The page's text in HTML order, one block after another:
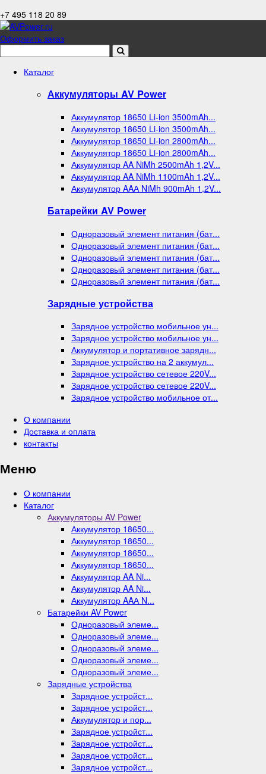
+7 495 118 20 89
Оформить заказ
Каталог
Аккумуляторы AV Power
Аккумулятор 18650 Li-ion 3500mAh...
Аккумулятор 18650 Li-ion 3500mAh...
Аккумулятор 18650 Li-ion 2800mAh...
Аккумулятор 18650 Li-ion 2800mAh...
Аккумулятор AA NiMh 2500mAh 1,2V...
Аккумулятор AA NiMh 1100mAh 1,2V...
Аккумулятор AAА NiMh 900mAh 1,2V...
Батарейки AV Power
Одноразовый элемент питания (бат...
Одноразовый элемент питания (бат...
Одноразовый элемент питания (бат...
Одноразовый элемент питания (бат...
Одноразовый элемент питания (бат...
Зарядные устройства
Зарядное устройство мобильное ун...
Зарядное устройство мобильное ун...
Аккумулятор и портативное зарядн...
Зарядное устройство на 2 аккумул...
Зарядное устройство сетевое 220V...
Зарядное устройство сетевое 220V...
Зарядное устройство мобильное от...
О компании
Доставка и оплата
контакты
Меню
О компании
Каталог
Аккумуляторы AV Power
Аккумулятор 18650...
Аккумулятор 18650...
Аккумулятор 18650...
Аккумулятор 18650...
Аккумулятор AA Ni...
Аккумулятор AA Ni...
Аккумулятор AAА N...
Батарейки AV Power
Одноразовый элеме...
Одноразовый элеме...
Одноразовый элеме...
Одноразовый элеме...
Одноразовый элеме...
Зарядные устройства
Зарядное устройст...
Зарядное устройст...
Аккумулятор и пор...
Зарядное устройст...
Зарядное устройст...
Зарядное устройст...
Зарядное устройст...